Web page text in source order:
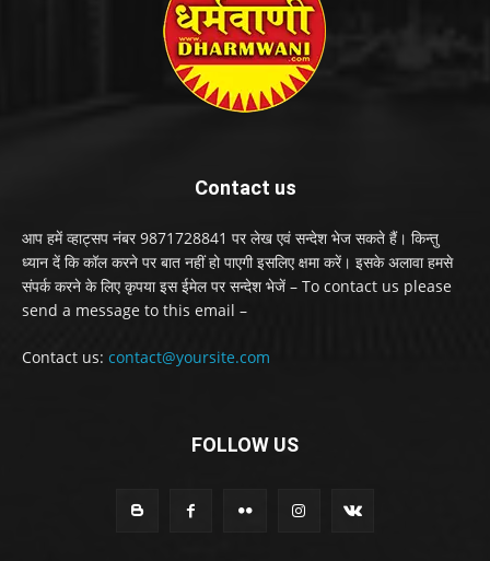
Contact us
आप हमें व्हाट्सप नंबर 9871728841 पर लेख एवं सन्देश भेज सकते हैं। किन्तु
ध्यान दें कि कॉल करने पर बात नहीं हो पाएगी इसलिए क्षमा करें। इसके अलावा हमसे
संपर्क करने के लिए कृपया इस ईमेल पर सन्देश भेजें – To contact us please
send a message to this email –
Contact us: contact@yoursite.com
FOLLOW US